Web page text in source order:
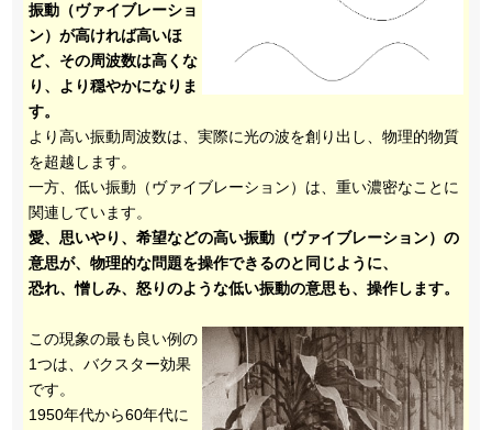
振動（ヴァイブレーショ
ン）が高ければ高いほ
ど、その周波数は高くな
り、より穏やかになりま
す。
より高い振動周波数は、実際に光の波を創り出し、物理的物質
を超越します。
一方、低い振動（ヴァイブレーション）は、重い濃密なことに
関連しています。
愛、思いやり、希望などの高い振動（ヴァイブレーション）の
意思が、物理的な問題を操作できるのと同じように、
恐れ、憎しみ、怒りのような低い振動の意思も、操作します。
この現象の最も良い例の
1つは、バクスター効果
です。
1950年代から60年代に